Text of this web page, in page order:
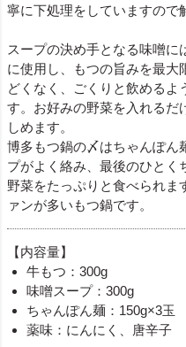
寧に下処理をしていますので
スープの決め手となる味噌
に使用し、もつの旨みを最大
どくなく、ごくりと飲めるよ
す。お好みの野菜を入れるだ
しめます。
博多もつ鍋の〆はちゃんぽん
プがよく絡み、最後のひとく
野菜をたっぷりと食べられま
ァンが多いもつ鍋です。
【内容量】
牛もつ：300g
味噌スープ：300g
ちゃんぽん麺：150g×3玉
薬味：にんにく、唐辛子